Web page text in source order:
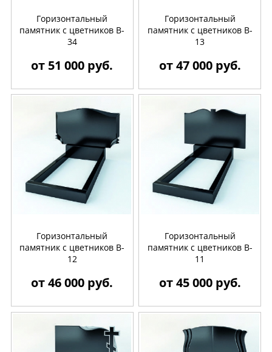
Горизонтальный
памятник с цветников B-
34
от 51 000 руб.
Горизонтальный
памятник с цветников B-
13
от 47 000 руб.
Горизонтальный
памятник с цветников B-
12
от 46 000 руб.
Горизонтальный
памятник с цветников B-
11
от 45 000 руб.